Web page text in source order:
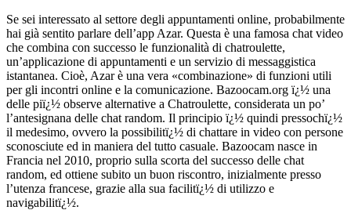
Se sei interessato al settore degli appuntamenti online, probabilmente
hai già sentito parlare dell’app Azar. Questa è una famosa chat video
che combina con successo le funzionalità di chatroulette,
un’applicazione di appuntamenti e un servizio di messaggistica
istantanea. Cioè, Azar è una vera «combinazione» di funzioni utili
per gli incontri online e la comunicazione. Bazoocam.org ï¿½ una
delle piï¿½ observe alternative a Chatroulette, considerata un po’
l’antesignana delle chat random. Il principio ï¿½ quindi pressochï¿½
il medesimo, ovvero la possibilitï¿½ di chattare in video con persone
sconosciute ed in maniera del tutto casuale. Bazoocam nasce in
Francia nel 2010, proprio sulla scorta del successo delle chat
random, ed ottiene subito un buon riscontro, inizialmente presso
l’utenza francese, grazie alla sua facilitï¿½ di utilizzo e
navigabilitï¿½.